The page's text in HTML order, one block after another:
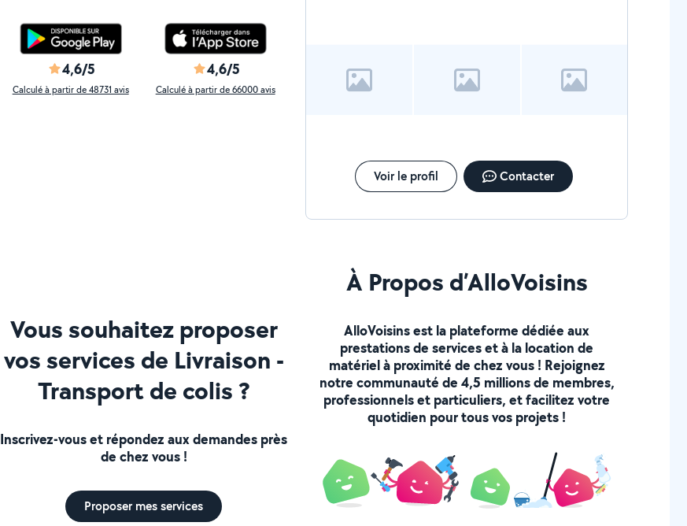
4,6/5
Calculé à partir de 48731 avis
4,6/5
Calculé à partir de 66000 avis
Voir le profil Contacter
Vous souhaitez proposer
vos services de Livraison -
Transport de colis ?
Inscrivez-vous et répondez aux demandes près
de chez vous !
Proposer mes services
À Propos d’AlloVoisins
AlloVoisins est la plateforme dédiée aux
prestations de services et à la location de
matériel à proximité de chez vous ! Rejoignez
notre communauté de 4,5 millions de membres,
professionnels et particuliers, et facilitez votre
quotidien pour tous vos projets !